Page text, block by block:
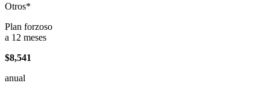
Otros*
Plan forzoso
a 12 meses
$8,541
anual